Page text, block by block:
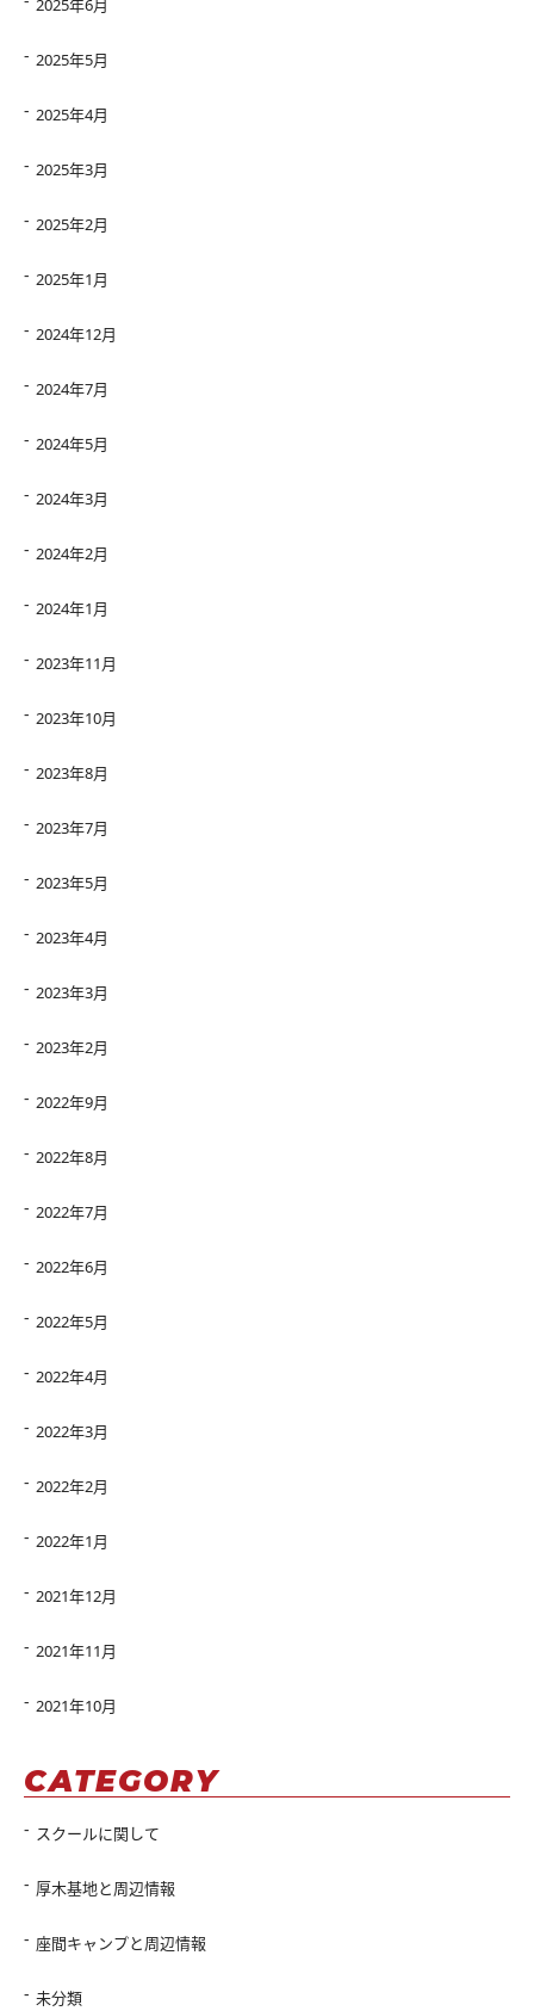
2025年6月
2025年5月
2025年4月
2025年3月
2025年2月
2025年1月
2024年12月
2024年7月
2024年5月
2024年3月
2024年2月
2024年1月
2023年11月
2023年10月
2023年8月
2023年7月
2023年5月
2023年4月
2023年3月
2023年2月
2022年9月
2022年8月
2022年7月
2022年6月
2022年5月
2022年4月
2022年3月
2022年2月
2022年1月
2021年12月
2021年11月
2021年10月
CATEGORY
スクールに関して
厚木基地と周辺情報
座間キャンプと周辺情報
未分類